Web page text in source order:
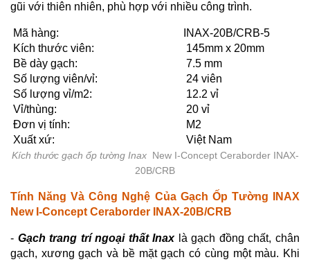
gũi với thiên nhiên, phù hợp với nhiều công trình.
Mã hàng:
INAX-20B/CRB-5
Kích thước viên:
145mm x 20mm
Bề dày gạch:
7.5 mm
Số lượng viên/vỉ:
24 viên
Số lượng vỉ/m2:
12.2 vỉ
Vỉ/thùng:
20 vỉ
Đơn vị tính:
M2
Xuất xứ:
Việt Nam
Kích thước gạch ốp tường Inax New I-Concept Ceraborder INAX-
20B/CRB
Tính Năng Và Công Nghệ Của Gạch Ốp Tường INAX
New I-Concept Ceraborder INAX-20B/CRB
- Gạch trang trí ngoại thất Inaxlà gạch đồng chất, chân
gạch, xương gạch và bề mặt gạch có cùng một màu. Khi